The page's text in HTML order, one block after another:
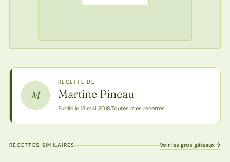
M
RECETTE DE
Martine Pineau
Publié le 13 mai 2018·Toutes mes recettes
RECETTES SIMILAIRES Voir les gros gâteaux →